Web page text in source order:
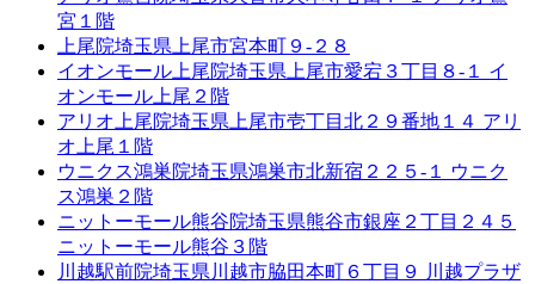
宮１階
上尾院埼玉県上尾市宮本町９-２８
イオンモール上尾院埼玉県上尾市愛宕３丁目８-１ イ
オンモール上尾２階
アリオ上尾院埼玉県上尾市壱丁目北２９番地１４ アリ
オ上尾１階
ウニクス鴻巣院埼玉県鴻巣市北新宿２２５-１ ウニク
ス鴻巣２階
ニットーモール熊谷院埼玉県熊谷市銀座２丁目２４５
ニットーモール熊谷３階
川越駅前院埼玉県川越市脇田本町６丁目９ 川越プラザ